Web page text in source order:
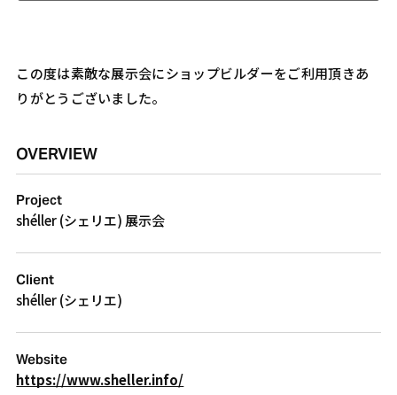
この度は素敵な展示会にショップビルダーをご利用頂きあ
りがとうございました。
OVERVIEW
Project
shéller (シェリエ) 展示会
Client
shéller (シェリエ)
Website
https://www.sheller.info/